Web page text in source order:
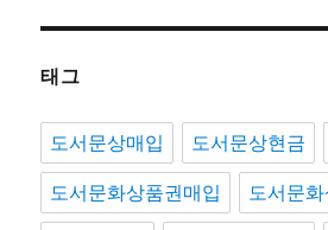
태그
도서문상매입 도서문상현금
도서문화상품권매입 도서문